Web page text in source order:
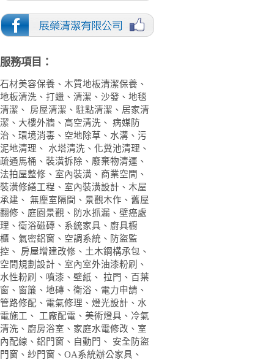
服務項目：
石材美容保養、木質地板清潔保養、
地板清洗、打蠟、清潔、沙發、地毯
清潔、 房屋清潔、駐點清潔、居家清
潔、大樓外牆、高空清洗、 病媒防
治、環境消毒、空地除草、水溝、污
泥地清理、 水塔清洗、化糞池清理、
疏通馬桶、裝潢拆除、廢棄物清運、
法拍屋整修、室內裝潢、商業空間、
裝潢修繕工程、室內裝潢設計、木屋
承建、 無塵室隔間、景觀木作、舊屋
翻修、庭園景觀、防水抓漏、壁癌處
理、衛浴磁磚、系統家具、廚具櫥
櫃、氣密鋁窗、空調系統、防盜監
控、 房屋增建改修、土木鋼構承包、
空間規劃設計、室內室外油漆粉刷、
水性粉刷、噴漆、壁紙、 拉門、百葉
窗、窗簾、地磚、衛浴、電力申請、
管路修配、電氣修理、燈光設計、水
電施工、 工廠配電、美術燈具、冷氣
清洗、廚房浴室、家庭水電修改、室
內配線、鋁門窗、自動門、 安全防盜
門窗、紗門窗、OA系統辦公家具、